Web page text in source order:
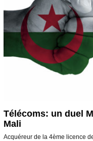
Télécoms: un duel
Mali
Acquéreur de la 4ème licence